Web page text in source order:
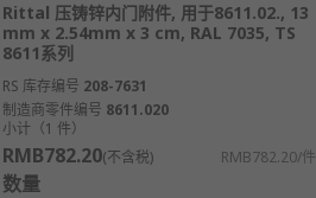
Rittal 压铸锌内门附件, 用于8611.02., 13
mm x 2.54mm x 3 cm, RAL 7035, TS
8611系列
RS 库存编号 208-7631
制造商零件编号 8611.020
小计（1 件）
RMB782.20(不含税) RMB782.20/件
数量